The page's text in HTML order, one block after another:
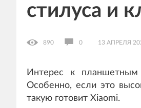
стилуса и
890 0 13 АПРЕЛЯ
Интерес к планшетным
Особенно, если это
такую готовит Xiaomi.